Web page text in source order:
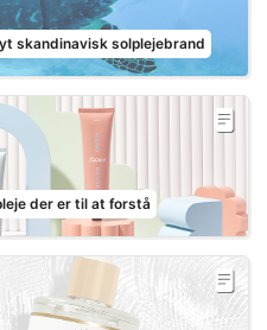
skandinavisk solplejebrand
der er til at forstå